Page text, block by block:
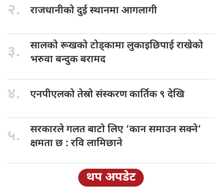
२. राजधानीको दुईस्थानमा आगलागी
३. सालको रूखकोटोड्कामा लुकाइछिपाई राखेको
भरुवा बन्दुक बरामद
४. एनपीएलको तेस्रोसंस्करण कार्तिक ९ देखि
५. सरकारले गलतबाटो लिए ‘कान समाउन सक्ने’
क्षमता छ : रवि लामिछाने
थप अपडेट